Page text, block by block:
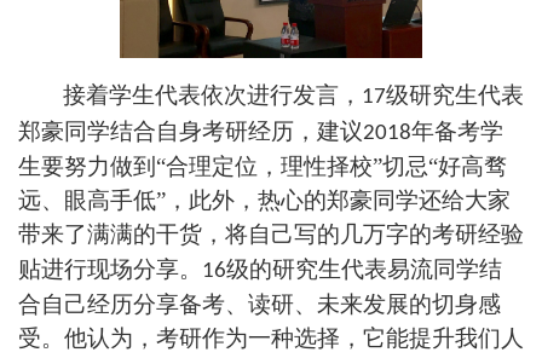
接着学生代表依次进行发言， 17级研究生代表
郑豪同学结合自身考研经历，建议2018年备考学
生要努力做到“合理定位，理性择校”切忌“好高骛
远、眼高手低”，此外，热心的郑豪同学还给大家
带来了满满的干货，将自己写的几万字的考研经验
贴进行现场分享。
16级的研究生代表易流同学结
合自己经历分享备考、读研、未来发展的切身感
受。他认为，考研作为一种选择，它能提升我们人